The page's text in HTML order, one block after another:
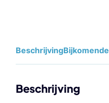
Beschrijving
Beschrijving